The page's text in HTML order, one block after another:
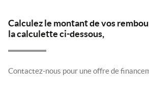
Calculez le montant de vos
la calculette ci-dessous,
Contactez-nous pour une offre de